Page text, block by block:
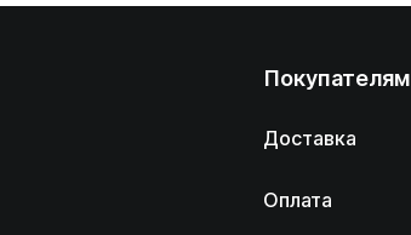
Покупателям
Доставка
Оплата